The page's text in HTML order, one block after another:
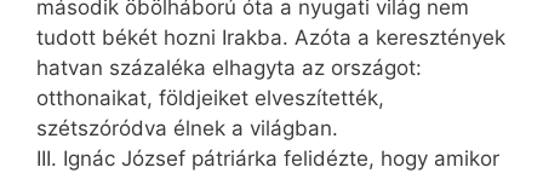
második öbölháború óta a nyugati világ nem
tudott békét hozni Irakba. Azóta a keresztények
hatvan százaléka elhagyta az országot:
otthonaikat, földjeiket elveszítették,
szétszóródva élnek a világban.
III. Ignác József pátriárka felidézte, hogy amikor